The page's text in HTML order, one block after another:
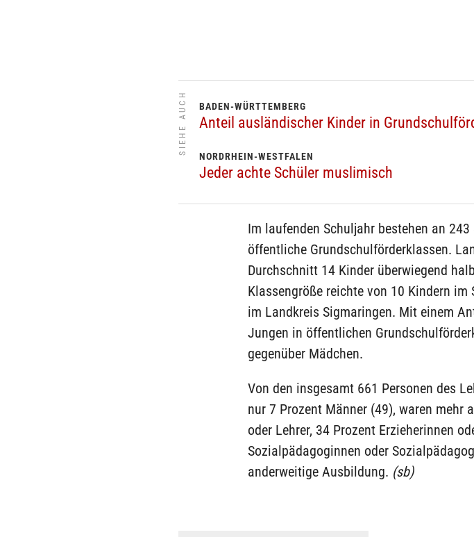
SIEHE AUCH BADEN-WÜRTTEMBERG
Anteil ausländischer Kinder in
NORDRHEIN‑WESTFALEN
Jeder achte Schüler muslimisch
Im laufenden Schuljahr bestehen an
öffentliche Grundschulförderklassen.
Durchschnitt 14 Kinder überwiegend
Klassengröße reichte von 10 Kindern
im Landkreis Sigmaringen. Mit einem
Jungen in öffentlichen
gegenüber Mädchen.
Von den insgesamt 661 Personen des
nur 7 Prozent Männer (49), waren mehr
oder Lehrer, 34 Prozent Erzieherinnen
Sozialpädagoginnen oder
anderweitige Ausbildung. (sb)